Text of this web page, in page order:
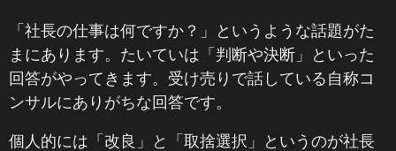
「社長の仕事は何ですか？」というような話題がた
まにあります。たいていは「判断や決断」といった
回答がやってきます。受け売りで話している自称コ
ンサルにありがちな回答です。
個人的には「改良」と「取捨選択」というのが社長